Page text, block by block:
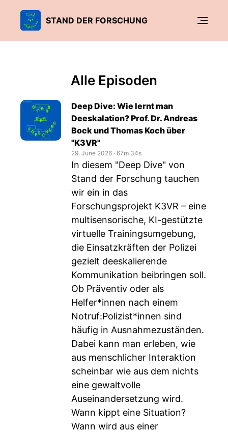
STAND DER FORSCHUNG
Alle Episoden
Deep Dive: Wie lernt man
Deeskalation? Prof. Dr. Andreas
Bock und Thomas Koch über
"K3VR"
29. June 2026 ‧ 67m 34s
In diesem "Deep Dive" von
Stand der Forschung tauchen
wir ein in das
Forschungsprojekt K3VR – eine
multisensorische, KI-gestützte
virtuelle Trainingsumgebung,
die Einsatzkräften der Polizei
gezielt deeskalierende
Kommunikation beibringen soll.
Ob Präventiv oder als
Helfer*innen nach einem
Notruf:Polizist*innen sind
häufig in Ausnahmezuständen.
Dabei kann man erleben, wie
aus menschlicher Interaktion
scheinbar wie aus dem nichts
eine gewaltvolle
Auseinandersetzung wird.
Wann kippt eine Situation?
Wann wird aus einer